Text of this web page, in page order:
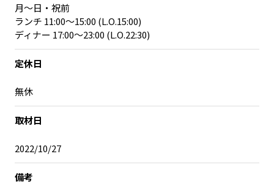
「人」から探す
記事ライター
月～日・祝前
ランチ 11:00～15:00 (L.O.15:00)
ディナー 17:00～23:00 (L.O.22:30)
定休日
無休
取材日
2022/10/27
備考